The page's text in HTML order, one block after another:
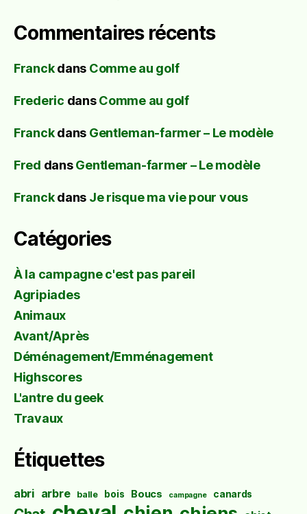
Commentaires récents
Franckdans Comme au golf
Frederic dansComme au golf
Franckdans Gentleman-farmer – Le modèle
Fred dansGentleman-farmer – Le modèle
Franckdans Je risque ma vie pour vous
Catégories
À la campagne c'est pas pareil
Agripiades
Animaux
Avant/Après
Déménagement/Emménagement
Highscores
L'antre du geek
Travaux
Étiquettes
abri arbre balle bois Boucs campagne canards